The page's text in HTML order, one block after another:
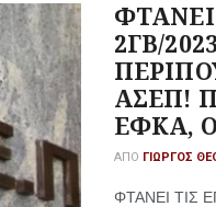
2ΓΒ/
ΑΣΕΠ!
ΕΦΚΑ,
ΑΠΌ ΓΙΏΡΓΟΣ
ΦΤΑΝΕΙ ΤΙΣ